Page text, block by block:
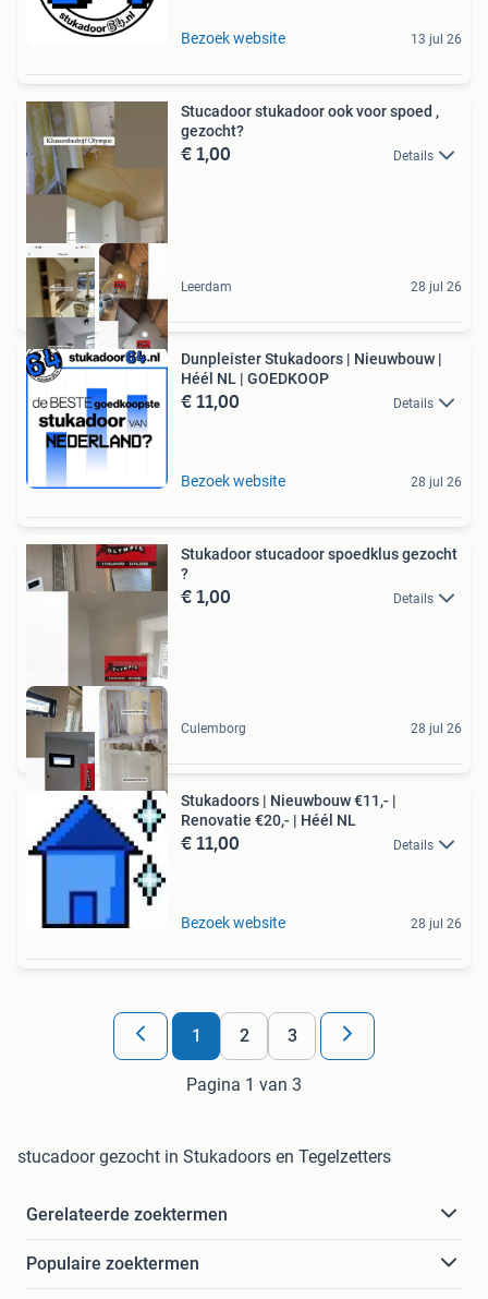
Bezoek website 13 jul 26
Stucadoor stukadoor ook voor spoed ,
gezocht?
€ 1,00 Details
Leerdam 28 jul 26
Dunpleister Stukadoors | Nieuwbouw |
Héél NL | GOEDKOOP
€ 11,00 Details
Bezoek website 28 jul 26
Stukadoor stucadoor spoedklus gezocht
?
€ 1,00 Details
Culemborg 28 jul 26
Stukadoors | Nieuwbouw €11,- |
Renovatie €20,- | Héél NL
€ 11,00 Details
Bezoek website 28 jul 26
1 2 3
Pagina 1 van 3
stucadoor gezocht in Stukadoors en Tegelzetters
Gerelateerde zoektermen
Populaire zoektermen